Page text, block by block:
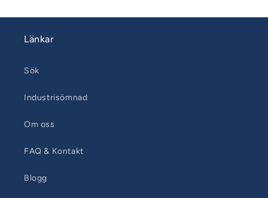
Länkar
Sök
Industrisömnad
Om oss
FAQ & Kontakt
Blogg